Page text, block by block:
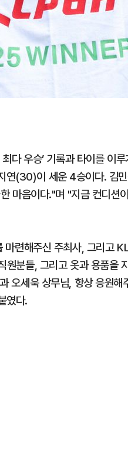
다 우승’ 기록과 타이를 이
(30)이 세운 4승이다. 김
마음이다."며 "지금 컨디션
련해주신 주최사, 그리고
분들, 그리고 옷과 용품을
오세욱 상무님, 항상 응원
였다.